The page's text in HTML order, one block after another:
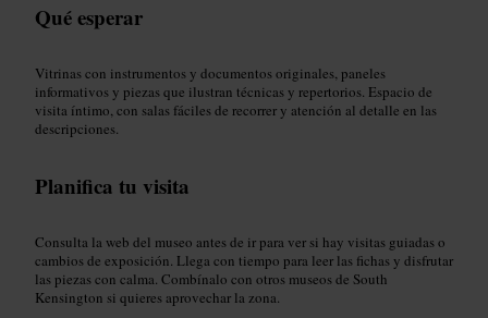
Qué esperar
Vitrinas con instrumentos y documentos originales, paneles
informativos y piezas que ilustran técnicas y repertorios. Espacio de
visita íntimo, con salas fáciles de recorrer y atención al detalle en las
descripciones.
Planifica tu visita
Consulta la web del museo antes de ir para ver si hay visitas guiadas o
cambios de exposición. Llega con tiempo para leer las fichas y disfrutar
las piezas con calma. Combínalo con otros museos de South
Kensington si quieres aprovechar la zona.